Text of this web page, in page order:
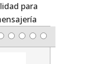
para